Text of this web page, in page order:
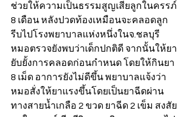
ช่วยให้ความเป็นธรรมสูญเสียลูกในครรภ์
8 เดือน หลังปวดท้องเหมือนจะคลอดลูก
รีบไปโรงพยาบาลแห่งหนึ่งในจ.ชลบุรี
หมอตรวจยังพบว่าเด็กปกติดี จากนั้นให้ยา
ยับยั้งการคลอดก่อนกำหนด โดยให้กินยา
8 เม็ด อาการยังไม่ดีขึ้น พยาบาลแจ้งว่า
หมอสั่งให้ยาแรงขึ้นโดยเป็นยาฉีดผ่าน
ทางสายน้ำเกลือ 2 ขวด ยาฉีด 2 เข็ม สงสัย